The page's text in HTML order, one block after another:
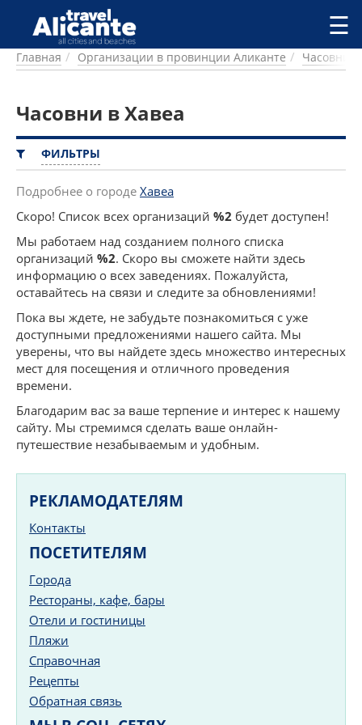
Перейти к основному содержанию
ГОРОДА
ПИТАНИЕ
ПЛЯЖИ
ДОСТОПРИМЕЧАТЕЛЬНОСТИ
КЕМПИНГ
КОМАРКИ (РАЙОНЫ)
РЕЦЕПТЫ
ПРЕДЛОЖЕНИЯ
СТАТЬИ
УСЛУГИ
☰
Главная Организации в провинции Аликанте Часовни
Часовни в Хавеа
ФИЛЬТРЫ
Подробнее о городе Хавеа
Скоро! Список всех организаций %2 будет доступен!
Мы работаем над созданием полного списка
организаций %2. Скоро вы сможете найти здесь
информацию о всех заведениях. Пожалуйста,
оставайтесь на связи и следите за обновлениями!
Пока вы ждете, не забудьте познакомиться с уже
доступными предложениями нашего сайта. Мы
уверены, что вы найдете здесь множество интересных
мест для посещения и отличного проведения
времени.
Благодарим вас за ваше терпение и интерес к нашему
сайту. Мы стремимся сделать ваше онлайн-
путешествие незабываемым и удобным.
РЕКЛАМОДАТЕЛЯМ
Контакты
ПОСЕТИТЕЛЯМ
Города
Рестораны, кафе, бары
Отели и гостиницы
Пляжи
Справочная
Рецепты
Обратная связь